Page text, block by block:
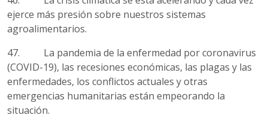
ejerce más presión sobre nuestros sistemas
agroalimentarios.
47. La pandemia de la enfermedad por coronavirus
(COVID-19), las recesiones económicas, las plagas y las
enfermedades, los conflictos actuales y otras
emergencias humanitarias están empeorando la
situación.